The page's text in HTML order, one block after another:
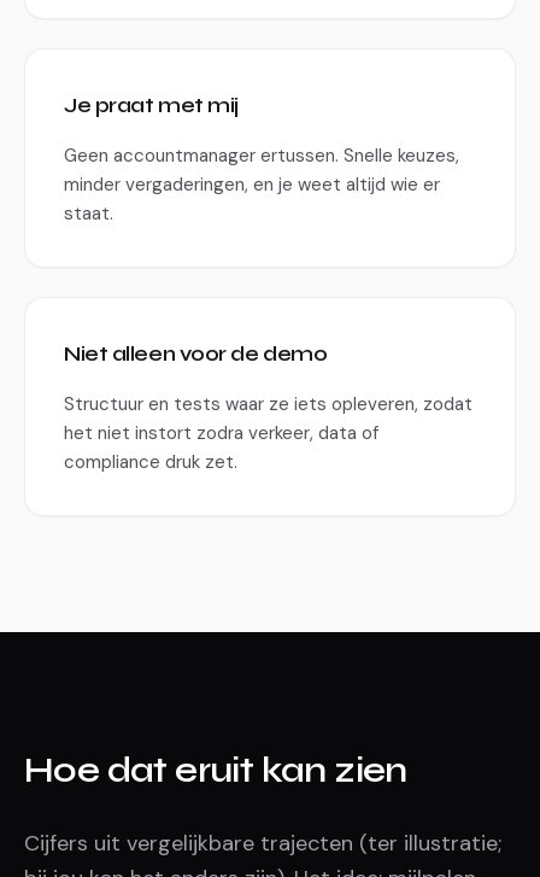
Je praat met mij
Geen accountmanager ertussen. Snelle keuzes,
minder vergaderingen, en je weet altijd wie er
staat.
Niet alleen voor de demo
Structuur en tests waar ze iets opleveren, zodat
het niet instort zodra verkeer, data of
compliance druk zet.
Hoe dat eruit kan zien
Cijfers uit vergelijkbare trajecten (ter illustratie;